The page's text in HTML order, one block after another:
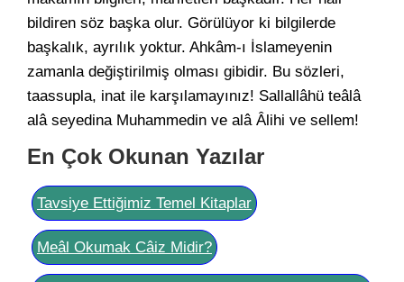
bildiren söz başka olur. Görülüyor ki bilgilerde
başkalık, ayrılık yoktur. Ahkâm-ı İslameyenin
zamanla değiştirilmiş olması gibidir. Bu sözleri,
taassupla, inat ile karşılamayınız! Sallallâhü teâlâ
alâ seyedina Muhammedin ve alâ Âlihi ve sellem!
En Çok Okunan Yazılar
Tavsiye Ettiğimiz Temel Kitaplar
Meâl Okumak Câiz Midir?